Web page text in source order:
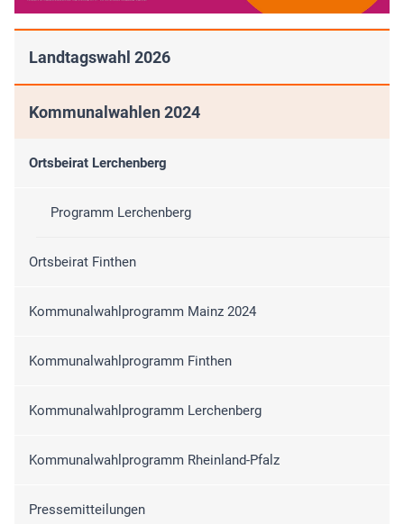
Landtagswahl 2026
Kommunalwahlen 2024
Ortsbeirat Lerchenberg
Programm Lerchenberg
Ortsbeirat Finthen
Kommunalwahlprogramm Mainz 2024
Kommunalwahlprogramm Finthen
Kommunalwahlprogramm Lerchenberg
Kommunalwahlprogramm Rheinland-Pfalz
Pressemitteilungen